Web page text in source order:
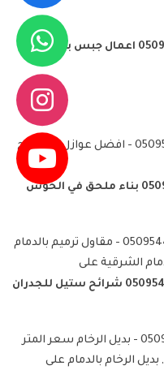
معلم جبس بورد الخبر ت: 0509544493 اعمال جبس بورد
مقاول عزل اسطح الخبر 0509544493 - افضل عوازل الاسطح
مقاول ملاحق الخبر ت: 0509544493 بناء ملحق في الحوش
ترميم واجهات عمائر الدمام 0509544493 - مقاول ترميم بالدمام
الشرقية على
ديكورات استيل الدمام ت: 0509544493 شرائح ستيل للجدران
الواح بديل الرخام الدمام 0509544493 - بديل الرخام سعر المتر
الرخام بالدمام على